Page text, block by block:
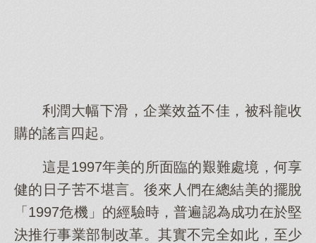
利潤大幅下滑，企業效益不佳，被科龍收
購的謠言四起。
這是1997年美的所面臨的艱難處境，何享
健的日子苦不堪言。後來人們在總結美的擺脫
「1997危機」的經驗時，普遍認為成功在於堅
決推行事業部制改革。其實不完全如此，至少